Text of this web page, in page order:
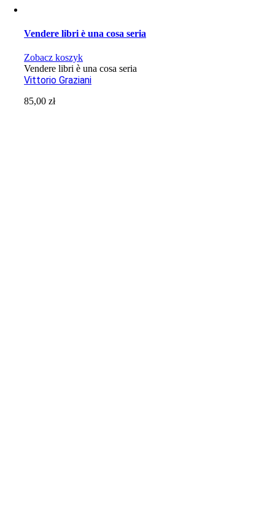
Vendere libri è una cosa seria
Zobacz koszyk
Vendere libri è una cosa seria
Vittorio Graziani
85,00zł